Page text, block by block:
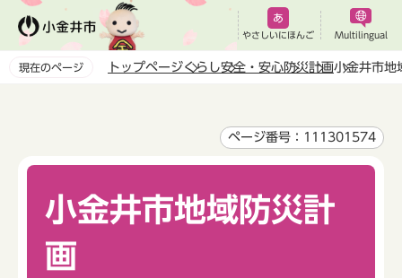
ペ
やさしいにほんご Multilingual
現在のページ トップページくらし安全・安心防災計画小金井市地
ページ番号：111301574
小金井市地域防災計
画